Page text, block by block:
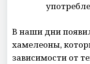
В наши дни
хамелеоны,
зависимости от